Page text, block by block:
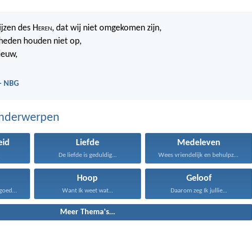
des Heren, dat wij niet omgekomen zijn,
houden niet op,
NBG
Liefde
De liefde is geduldig...
Medeleven
Wees vriendelijk en behulpzaam...
Dankzij Gods eindeloze goedheid...
Hoop
Want Ik weet wat...
Geloof
Daarom zeg Ik jullie...
Meer Thema's...